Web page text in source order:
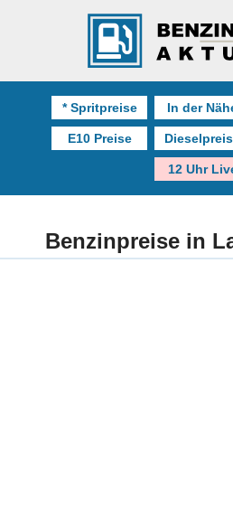
* Spritpreise In der
E10 Preise
12 Uhr
Benzinpreise in